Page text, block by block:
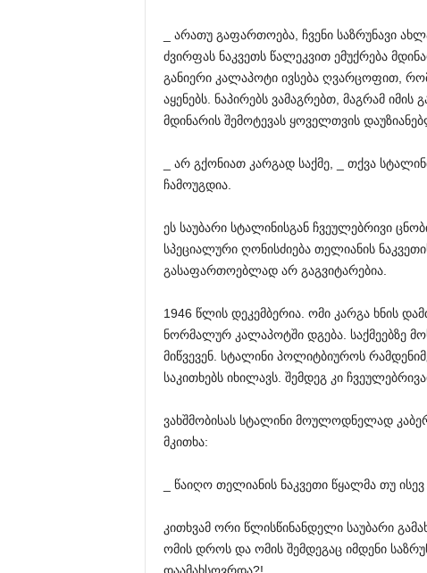
_ არათუ გაფართოება, ჩვენი საზრუნავი
ძვირფას ნაკვეთს წალეკვით ემუქრება
განიერი კალაპოტი ივსება ღვარცოფით,
აყენებს. ნაპირებს ვამაგრებთ, მაგრამ
მდინარის შემოტევას ყოველთვის
_ არ გქონიათ კარგად საქმე, _ თქვა
ჩამოუგდია.
ეს საუბარი სტალინისგან ჩვეულებრივი
სპეციალური ღონისძიება თელიანის
გასაფართოებლად არ გაგვიტარებია.
1946 წლის დეკემბერია. ომი კარგა ხნის
ნორმალურ კალაპოტში დგება. საქმეებზე
მიწვევენ. სტალინი პოლიტბიუროს
საკითხებს იხილავს. შემდეგ კი
ვახშმობისას სტალინი მოულოდნელად
მკითხა:
_ წაიღო თელიანის ნაკვეთი წყალმა თუ
კითხვამ ორი წლისწინანდელი საუბარი
ომის დროს და ომის შემდეგაც იმდენი